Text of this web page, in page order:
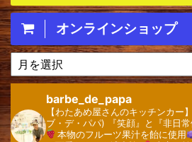
オンラインショップ
ア
ー
カ
イ
ブ
barbe_de_papa
【わたあめ屋さんのキッチンカー】 ⁡
ブ・デ・パパ) 『笑顔』と『非日
本物のフルーツ果汁を飴に使用